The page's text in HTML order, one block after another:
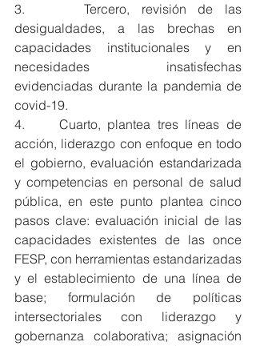
3.     Tercero, revisión de las
desigualdades, a las brechas en
capacidades institucionales y en
necesidades insatisfechas
evidenciadas durante la pandemia de
covid-19.
4.     Cuarto, plantea tres líneas de
acción, liderazgo con enfoque en todo
el gobierno, evaluación estandarizada
y competencias en personal de salud
pública, en este punto plantea cinco
pasos clave: evaluación inicial de las
capacidades existentes de las once
FESP, con herramientas estandarizadas
y el establecimiento de una línea de
base; formulación de políticas
intersectoriales con liderazgo y
gobernanza colaborativa; asignación